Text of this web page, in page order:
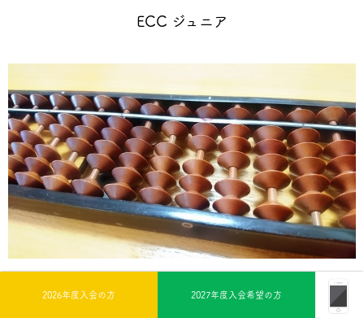
2026年度入会の方 2027年度入会希望の方
ECC ジュニア